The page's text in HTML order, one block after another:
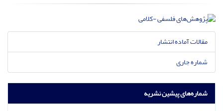
مقالات آماده انتشار
شماره جاری
شماره‌های پیشین نشریه